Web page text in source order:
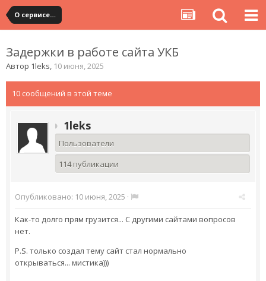
О сервисе, сайте и форуме
Задержки в работе сайта УКБ
Автор 1leks, 10 июня, 2025
10 сообщений в этой теме
1leks
Пользователи
114 публикации
Опубликовано: 10 июня, 2025 ·
Как-то долго прям грузится... С другими сайтами вопросов
нет.
P.S. только создал тему сайт стал нормально
открываться... мистика)))